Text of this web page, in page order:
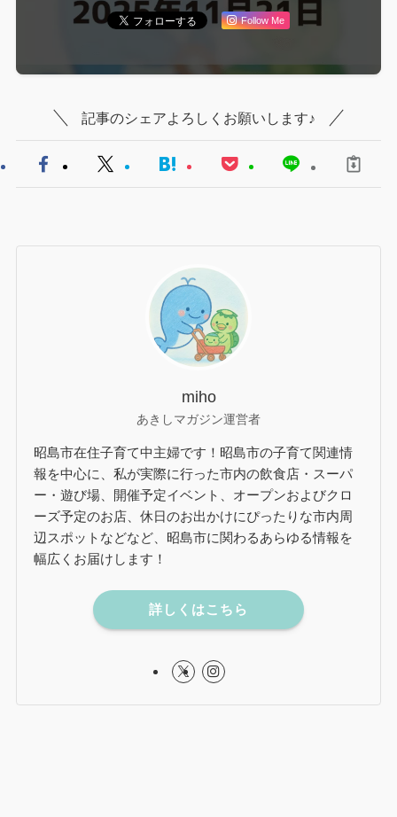
Follow Me
記事のシェアよろしくお願いします♪
miho
あきしマガジン運営者
昭島市在住子育て中主婦です！昭島市の子育て関連情
報を中心に、私が実際に行った市内の飲食店・スーパ
ー・遊び場、開催予定イベント、オープンおよびクロ
ーズ予定のお店、休日のお出かけにぴったりな市内周
辺スポットなどなど、昭島市に関わるあらゆる情報を
幅広くお届けします！
詳しくはこちら